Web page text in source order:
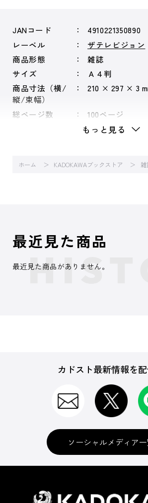
JANコード
4910221350890
レーベル
ザテレビジョン
商品形態
雑誌
サイズ
Ａ４判
商品寸法（横/
縦/束幅）
210 × 297 × 3
総ページ数 100ページ
もっと見る
ホーム KADOKAWAブックストア
最近見た商品
最近見た商品がありません。
カドスト最新情報を
ソーシャルメディア